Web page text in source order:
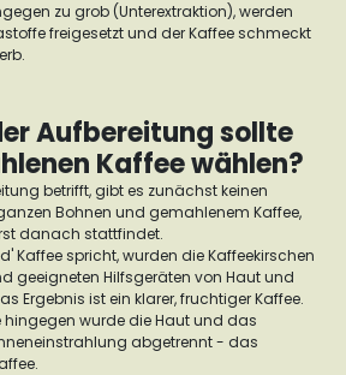
zu grob (Unterextraktion), werden
freigesetzt und der Kaffee schmeckt
Aufbereitung sollte
Kaffee wählen?
betrifft, gibt es zunächst keinen
Bohnen und gemahlenem Kaffee,
danach stattfindet.
Kaffee spricht, wurden die Kaffeekirschen
geeigneten Hilfsgeräten von Haut und
Ergebnis ist ein klarer, fruchtiger Kaffee.
hingegen wurde die Haut und das
abgetrennt - das